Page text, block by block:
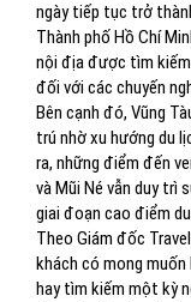
ngày tiếp tục trở
Thành phố Hồ Chí
nội địa được tìm kiếm
đối với các chuyến
Bên cạnh đó, Vũng
trú nhờ xu hướng du
ra, những điểm đến
và Mũi Né vẫn duy trì
giai đoạn cao điểm
Theo Giám đốc
khách có mong muốn
hay tìm kiếm một kỳ